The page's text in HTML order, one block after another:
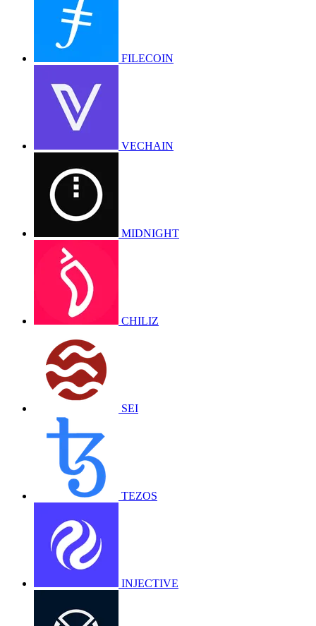
FILECOIN
VECHAIN
MIDNIGHT
CHILIZ
SEI
TEZOS
INJECTIVE